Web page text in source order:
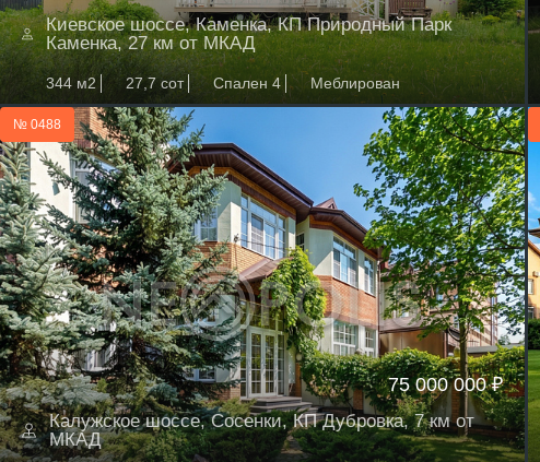
Киевское шоссе, Каменка, КП Природный Парк
Каменка, 27 км от МКАД
344 м2 27,7 сот Спален 4 Меблирован
№ 0488
75 000 000 ₽
Калужское шоссе, Сосенки, КП Дубровка, 7 км от
МКАД